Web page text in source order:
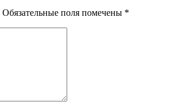
Обязательные поля помечены *